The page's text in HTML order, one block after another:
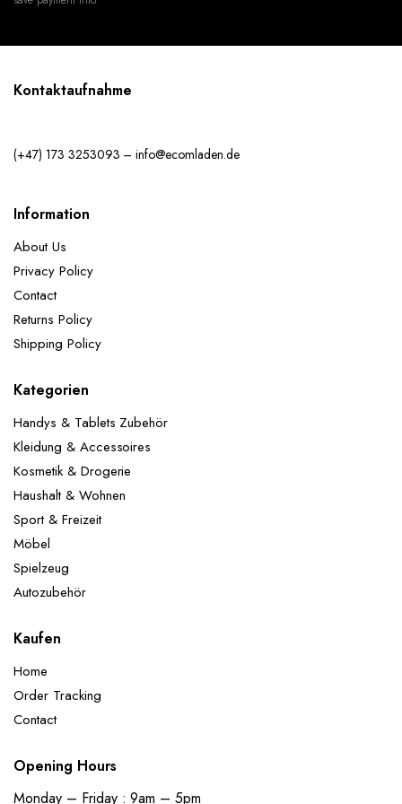
Kontaktaufnahme
(+47) 173 3253093 – info@ecomladen.de
Information
About Us
Privacy Policy
Contact
Returns Policy
Shipping Policy
Kategorien
Handys & Tablets Zubehör
Kleidung & Accessoires
Kosmetik & Drogerie
Haushalt & Wohnen
Sport & Freizeit
Möbel
Spielzeug
Autozubehör
Kaufen
Home
Order Tracking
Contact
Opening Hours
Monday – Friday : 9am – 5pm